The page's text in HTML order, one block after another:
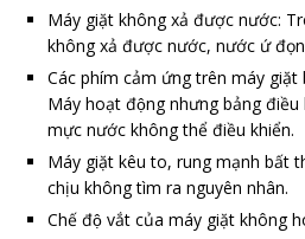
Máy giặt không xả được nước:
không xả được nước, nước ứ
Các phím cảm ứng trên máy
Máy hoạt động nhưng bảng
mực nước không thể điều khiển.
Máy giặt kêu to, rung mạnh bất
chịu không tìm ra nguyên nhân.
Chế độ vắt của máy giặt không